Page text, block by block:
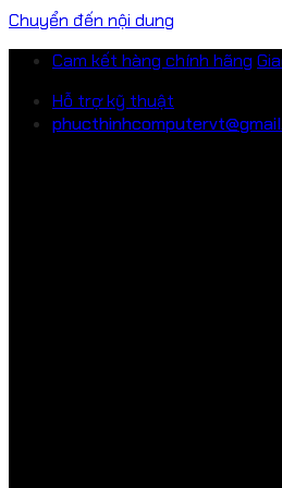
Chuyển đến nội dung
Cam kết hàng chính hãng
Hỗ trợ kỹ thuật